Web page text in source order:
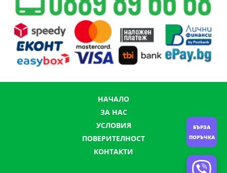
НАЧАЛО
ЗА НАС
УСЛОВИЯ
ПОВЕРИТЕЛНОСТ
КОНТАКТИ
БЪРЗА
ПОРЪЧКА